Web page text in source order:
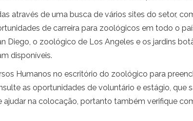
através de uma busca de vários sites do setor,
de carreira para zoológicos em todo o
Diego, o zoológico de Los Angeles e os jardins
disponíveis.
Humanos no escritório do zoológico para
as oportunidades de voluntário e estágio, que
na colocação, portanto também verifique